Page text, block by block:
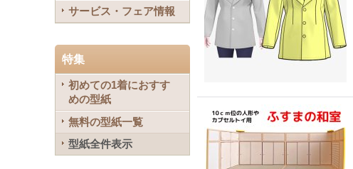
サービス・フェア情報
特集
初めての1着におすす
めの型紙
無料の型紙一覧
型紙全件表示